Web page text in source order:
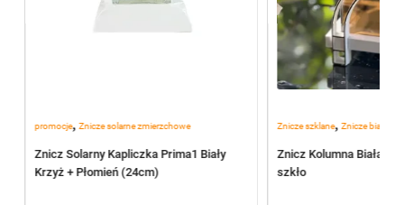
promocje, Znicze solarne zmierzchowe
Znicz Solarny Kapliczka Prima1 Biały
Krzyż + Płomień (24cm)
Znicze szklane,Znicze białe
Znicz Kolumna Biała
szkło